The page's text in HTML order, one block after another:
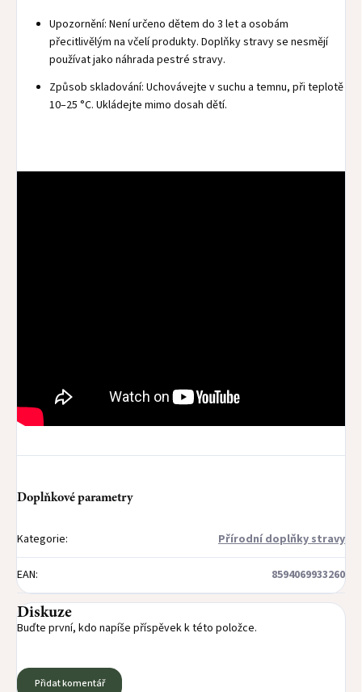
Upozornění: Není určeno dětem do 3 let a osobám
přecitlivělým na včelí produkty. Doplňky stravy se nesmějí
používat jako náhrada pestré stravy.
Způsob skladování: Uchovávejte v suchu a temnu, při teplotě
10–25 °C. Ukládejte mimo dosah dětí.
Doplňkové parametry
Kategorie: Přírodní doplňky stravy
EAN: 8594069933260
Diskuze
Buďte první, kdo napíše příspěvek k této položce.
Přidat komentář